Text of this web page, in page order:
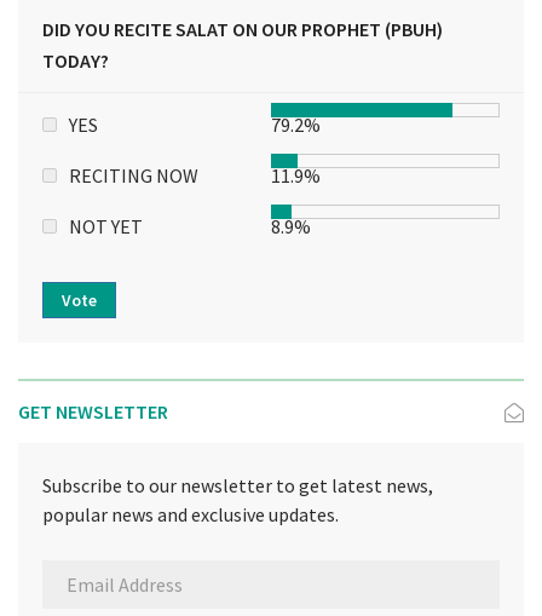
DID YOU RECITE SALAT ON OUR PROPHET (PBUH)
TODAY?
YES 79.2%
RECITING NOW 11.9%
NOT YET 8.9%
Vote
GET NEWSLETTER
Subscribe to our newsletter to get latest news,
popular news and exclusive updates.